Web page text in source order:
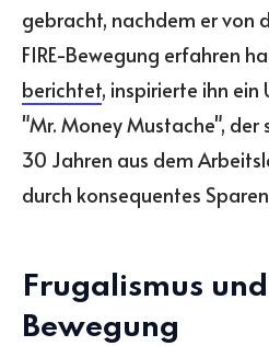
gebracht, nachdem er von
FIRE-Bewegung erfahren
berichtet, inspirierte ihn ein
"Mr. Money Mustache",
30 Jahren aus dem
durch konsequentes
Frugalismus
Bewegung